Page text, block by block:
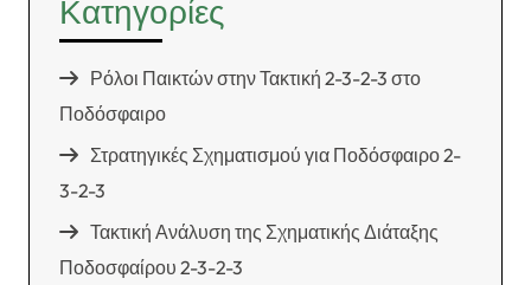
Κατηγορίες
Ρόλοι Παικτών στην Τακτική 2-3-2-3 στο
Ποδόσφαιρο
Στρατηγικές Σχηματισμού για Ποδόσφαιρο 2-
3-2-3
Τακτική Ανάλυση της Σχηματικής Διάταξης
Ποδοσφαίρου 2-3-2-3